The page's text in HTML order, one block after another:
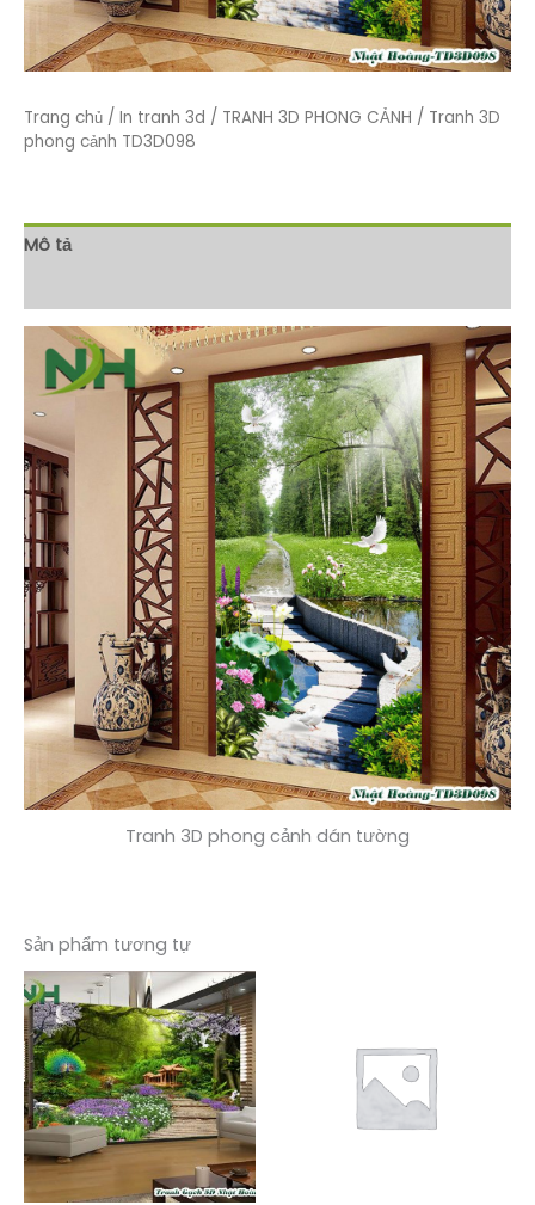
Trang chủ / In tranh 3d / TRANH 3D PHONG CẢNH / Tranh 3D
phong cảnh TD3D098
Mô tả
Tranh 3D phong cảnh dán tường
Sản phẩm tương tự